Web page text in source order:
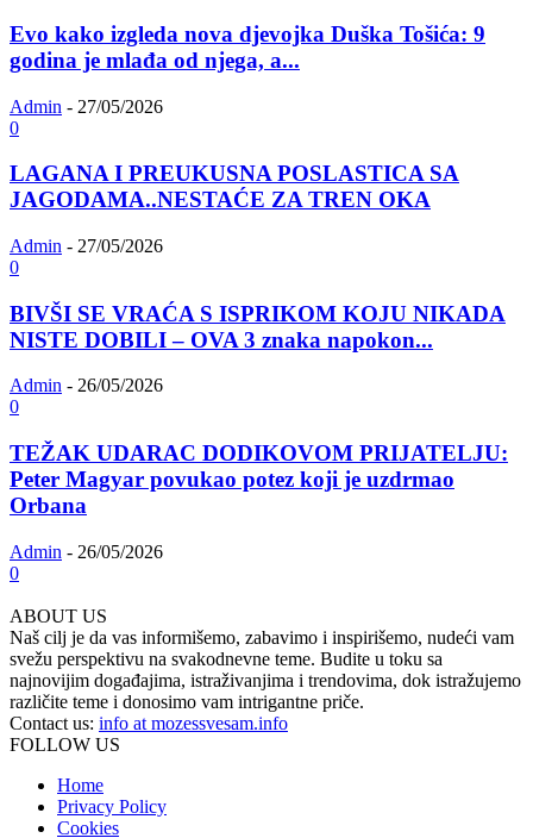
Evo kako izgleda nova djevojka Duška Tošića: 9
godina je mlađa od njega, a...
Admin - 27/05/2026
0
LAGANA I PREUKUSNA POSLASTICA SA
JAGODAMA..NESTAĆE ZA TREN OKA
Admin - 27/05/2026
0
BIVŠI SE VRAĆA S ISPRIKOM KOJU NIKADA
NISTE DOBILI – OVA 3 znaka napokon...
Admin - 26/05/2026
0
TEŽAK UDARAC DODIKOVOM PRIJATELJU:
Peter Magyar povukao potez koji je uzdrmao
Orbana
Admin - 26/05/2026
0
ABOUT US
Naš cilj je da vas informišemo, zabavimo i inspirišemo, nudeći vam
svežu perspektivu na svakodnevne teme. Budite u toku sa
najnovijim događajima, istraživanjima i trendovima, dok istražujemo
različite teme i donosimo vam intrigantne priče.
Contact us: info at mozessvesam.info
FOLLOW US
Home
Privacy Policy
Cookies